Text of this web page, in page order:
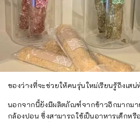
ของว่างที่จะช่วยให้คนรุ่นใหม่เรียนรู้ถึงเสน่
นอกจากนี้ยังมีผลิตภัณฑ์จากข้าวอีกมากมา
กล้องปอน ซึ่งสามารถใช้เป็นอาหารเด็กห